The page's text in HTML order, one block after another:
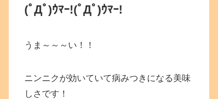
(ﾟДﾟ)ｳﾏｰ!(ﾟДﾟ)ｳﾏｰ!
うま～～～い！！
ニンニクが効いていて病みつきになる美味
しさです！